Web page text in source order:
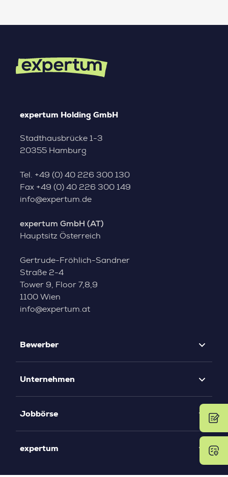
expertum Holding GmbH
Stadthausbrücke 1-3
20355 Hamburg
Tel. +49 (0) 40 226 300 130
Fax +49 (0) 40 226 300 149
info@expertum.de
expertum GmbH (AT)
Hauptsitz Österreich
Gertrude-Fröhlich-Sandner
Straße 2-4
Tower 9, Floor 7,8,9
1100 Wien
info@expertum.at
Bewerber
Unternehmen
Jobbörse
expertum